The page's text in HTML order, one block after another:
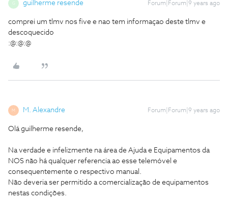
guilherme resende Forum|Forum|9 years ago
comprei um tlmv nos five e nao tem informaçao deste tlmv e
descoquecido
:@:@:@
M M. Alexandre Forum|Forum|9 years ago
Olá guilherme resende,
Na verdade e infelizmente na área de Ajuda e Equipamentos da
NOS não há qualquer referencia ao esse telemóvel e
consequentemente o respectivo manual.
Não deveria ser permitido a comercialização de equipamentos
nestas condições.